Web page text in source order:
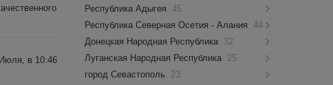
в 10:46
Республика Адыгея
45
Республика Северная Осетия - Алания
44
Донецкая Народная Республика 32
Луганская Народная Республика 25
город Севастополь
23